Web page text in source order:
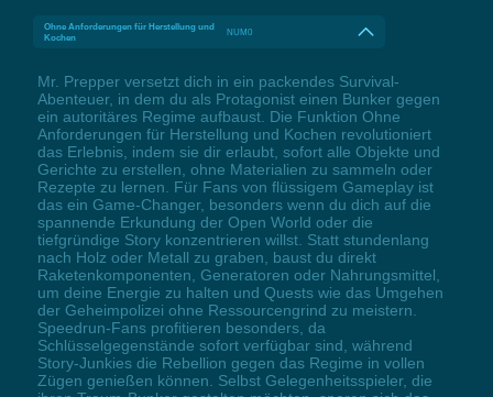
Ohne Anforderungen für Herstellung und
Kochen
NUM0
Mr. Prepper versetzt dich in ein packendes Survival-
Abenteuer, in dem du als Protagonist einen Bunker gegen
ein autoritäres Regime aufbaust. Die Funktion Ohne
Anforderungen für Herstellung und Kochen revolutioniert
das Erlebnis, indem sie dir erlaubt, sofort alle Objekte und
Gerichte zu erstellen, ohne Materialien zu sammeln oder
Rezepte zu lernen. Für Fans von flüssigem Gameplay ist
das ein Game-Changer, besonders wenn du dich auf die
spannende Erkundung der Open World oder die
tiefgründige Story konzentrieren willst. Statt stundenlang
nach Holz oder Metall zu graben, baust du direkt
Raketenkomponenten, Generatoren oder Nahrungsmittel,
um deine Energie zu halten und Quests wie das Umgehen
der Geheimpolizei ohne Ressourcengrind zu meistern.
Speedrun-Fans profitieren besonders, da
Schlüsselgegenstände sofort verfügbar sind, während
Story-Junkies die Rebellion gegen das Regime in vollen
Zügen genießen können. Selbst Gelegenheitsspieler, die